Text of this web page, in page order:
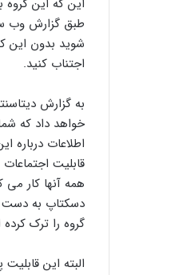
شوید بدون این
اجتناب کنید.
به گزارش
خواهد داد که
اطلاعات درباره
دسکتاپ به دست
گروه را ترک کرده
البته این